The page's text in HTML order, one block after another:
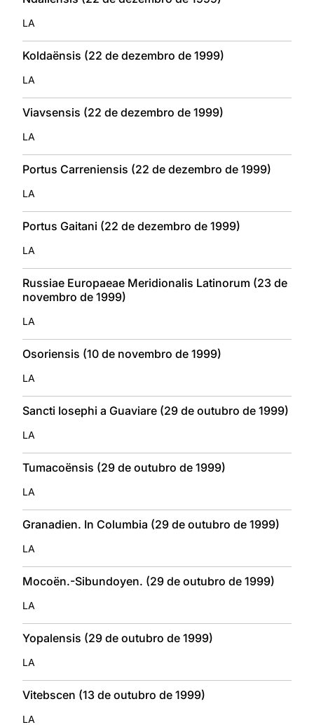
LA
Koldaënsis (22 de dezembro de 1999)
LA
Viavsensis (22 de dezembro de 1999)
LA
Portus Carreniensis (22 de dezembro de 1999)
LA
Portus Gaitani (22 de dezembro de 1999)
LA
Russiae Europaeae Meridionalis Latinorum (23 de
novembro de 1999)
LA
Osoriensis (10 de novembro de 1999)
LA
Sancti Iosephi a Guaviare (29 de outubro de 1999)
LA
Tumacoënsis (29 de outubro de 1999)
LA
Granadien. In Columbia (29 de outubro de 1999)
LA
Mocoën.-Sibundoyen. (29 de outubro de 1999)
LA
Yopalensis (29 de outubro de 1999)
LA
Vitebscen (13 de outubro de 1999)
LA